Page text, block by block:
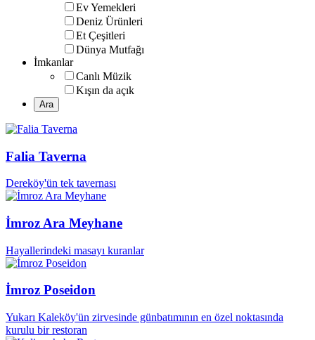
Ev Yemekleri
Deniz Ürünleri
Et Çeşitleri
Dünya Mutfağı
İmkanlar
Canlı Müzik
Kışın da açık
Falia Taverna
Dereköy'ün tek tavernası
İmroz Ara Meyhane
Hayallerindeki masayı kuranlar
İmroz Poseidon
Yukarı Kaleköy'ün zirvesinde günbatımının en özel noktasında
kurulu bir restoran